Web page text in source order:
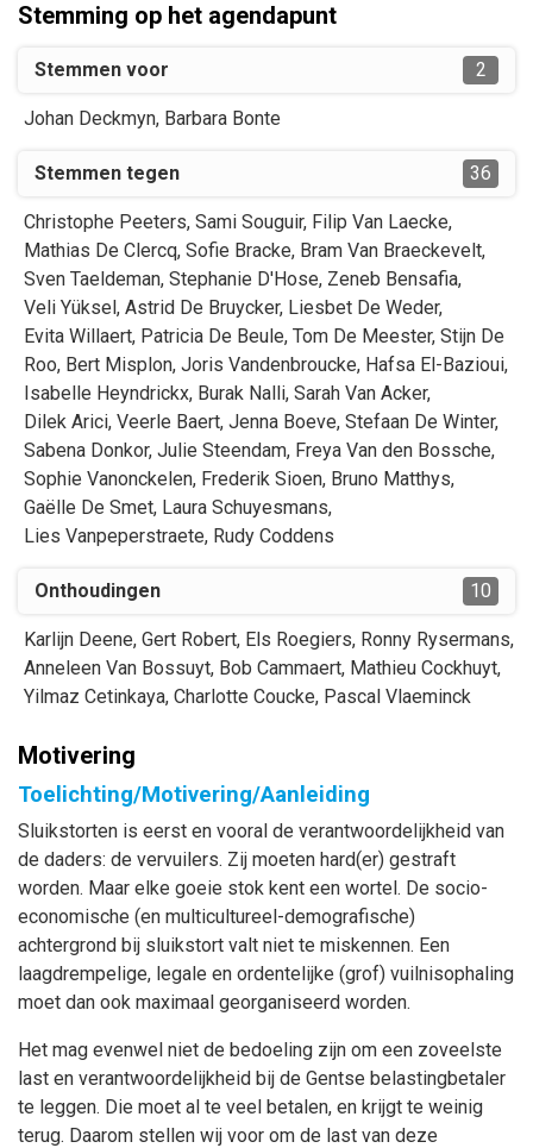
Stemming op het agendapunt
Stemmen voor 2
Johan Deckmyn, Barbara Bonte
Stemmen tegen 36
Christophe Peeters, Sami Souguir, Filip Van Laecke,
Mathias De Clercq, Sofie Bracke, Bram Van Braeckevelt,
Sven Taeldeman, Stephanie D'Hose, Zeneb Bensafia,
Veli Yüksel, Astrid De Bruycker, Liesbet De Weder,
Evita Willaert, Patricia De Beule, Tom De Meester, Stijn De
Roo, Bert Misplon, Joris Vandenbroucke, Hafsa El-Bazioui,
Isabelle Heyndrickx, Burak Nalli, Sarah Van Acker,
Dilek Arici, Veerle Baert, Jenna Boeve, Stefaan De Winter,
Sabena Donkor, Julie Steendam, Freya Van den Bossche,
Sophie Vanonckelen, Frederik Sioen, Bruno Matthys,
Gaëlle De Smet, Laura Schuyesmans,
Lies Vanpeperstraete, Rudy Coddens
Onthoudingen 10
Karlijn Deene, Gert Robert, Els Roegiers, Ronny Rysermans,
Anneleen Van Bossuyt, Bob Cammaert, Mathieu Cockhuyt,
Yilmaz Cetinkaya, Charlotte Coucke, Pascal Vlaeminck
Motivering
Toelichting/Motivering/Aanleiding
Sluikstorten is eerst en vooral de verantwoordelijkheid van
de daders: de vervuilers. Zij moeten hard(er) gestraft
worden. Maar elke goeie stok kent een wortel. De socio-
economische (en multicultureel-demografische)
achtergrond bij sluikstort valt niet te miskennen. Een
laagdrempelige, legale en ordentelijke (grof) vuilnisophaling
moet dan ook maximaal georganiseerd worden.
Het mag evenwel niet de bedoeling zijn om een zoveelste
last en verantwoordelijkheid bij de Gentse belastingbetaler
te leggen. Die moet al te veel betalen, en krijgt te weinig
terug. Daarom stellen wij voor om de last van deze